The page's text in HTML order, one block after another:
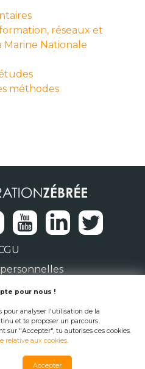
réseaux et
Nationale
méthodes
44300 Nantes
Zébrée 2026
pour nous !
pour analyser l'utilisation de la
et te proposer un parcours
sur "Accepter", tu autorises ces cookies.
relative aux cookies.
Accepter